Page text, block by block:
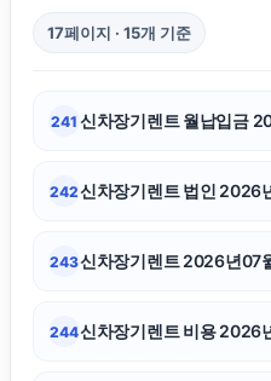
17페이지 · 15개 기준
241 신차장기렌트 월납입금
242신차장기렌트 법인 2026
243신차장기렌트 2026년07
244신차장기렌트 비용 2026